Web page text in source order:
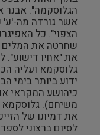
הגלוסקמה". אבנר
אשר גורדה מה-'ע'
הצפוי". כל
שחרטה את המלים
את "אחיו דישוע".
גלוסקמא ועליה
ידוע ביותר בימי
כיהושע המקראי
משיחם). גלוסקמא
את דמיונו של
לסיום ברצוני